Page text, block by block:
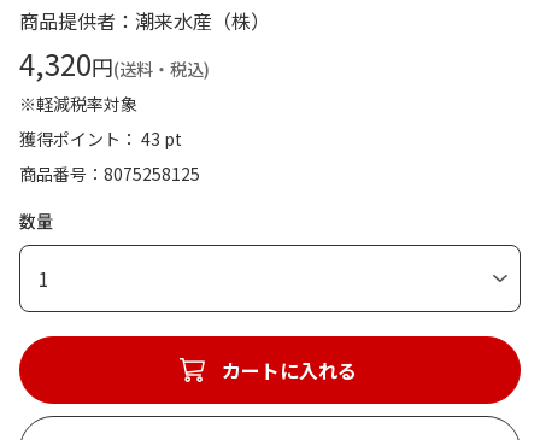
商品提供者：潮来水産（株）
4,320円(送料・税込)
※軽減税率対象
獲得ポイント： 43 pt
商品番号
8075258125
数量
1
カートに入れる